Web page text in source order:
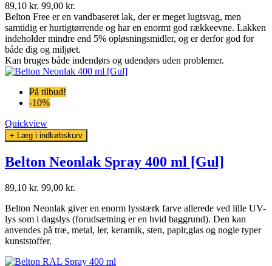
89,10 kr. 99,00 kr.
Belton Free er en vandbaseret lak, der er meget lugtsvag, men
samtidig er hurtigtørrende og har en enormt god rækkeevne. Lakken
indeholder mindre end 5% opløsningsmidler, og er derfor god for
både dig og miljøet.
Kan bruges både indendørs og udendørs uden problemer.
På tilbud!
-10%
Quickview
+ Læg i indkøbskurv
Belton Neonlak Spray 400 ml [Gul]
89,10 kr. 99,00 kr.
Belton Neonlak giver en enorm lysstærk farve allerede ved lille UV-
lys som i dagslys (forudsætning er en hvid baggrund). Den kan
anvendes på træ, metal, ler, keramik, sten, papir,glas og nogle typer
kunststoffer.